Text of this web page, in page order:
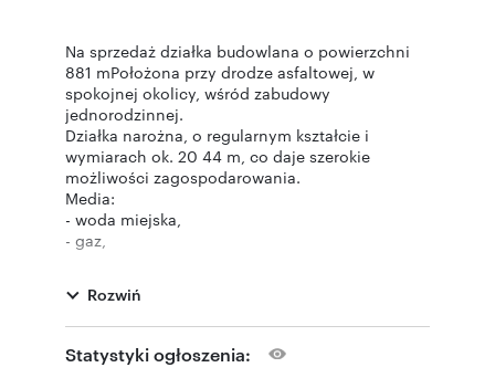
Na sprzedaż działka budowlana o powierzchni
881 mPołożona przy drodze asfaltowej, w
spokojnej okolicy, wśród zabudowy
jednorodzinnej.
Działka narożna, o regularnym kształcie i
wymiarach ok. 20 44 m, co daje szerokie
możliwości zagospodarowania.
Media:
- woda miejska,
- gaz,
budowę domu w cichej, dobrze skomunikowanej
lokalizacji.
Treść niniejszego ogłoszenia nie stanowi oferty
handlowej w rozumieniu Kodeksu Cywilnego.
Rozwiń
Statystyki ogłoszenia: